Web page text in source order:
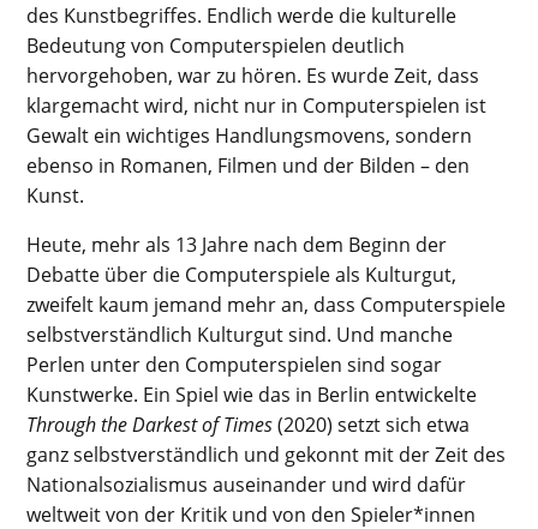
des Kunstbegriffes. Endlich werde die kulturelle
Bedeutung von Computerspielen deutlich
hervorgehoben, war zu hören. Es wurde Zeit, dass
klargemacht wird, nicht nur in Computerspielen ist
Gewalt ein wichtiges Handlungsmovens, sondern
ebenso in Romanen, Filmen und der Bilden – den
Kunst.
Heute, mehr als 13 Jahre nach dem Beginn der
Debatte über die Computerspiele als Kulturgut,
zweifelt kaum jemand mehr an, dass Computerspiele
selbstverständlich Kulturgut sind. Und manche
Perlen unter den Computerspielen sind sogar
Kunstwerke. Ein Spiel wie das in Berlin entwickelte
Through the Darkest of Times(2020) setzt sich etwa
ganz selbstverständlich und gekonnt mit der Zeit des
Nationalsozialismus auseinander und wird dafür
weltweit von der Kritik und von den Spieler*innen